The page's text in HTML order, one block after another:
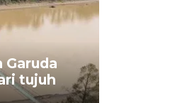
Garuda
tujuh